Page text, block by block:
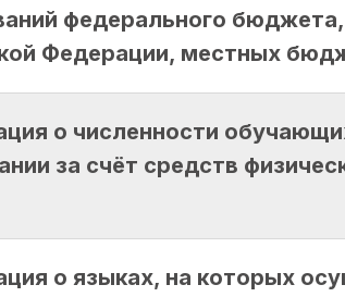
федерального
Федерации, местных
о численности
за счёт средств
о языках, на которых